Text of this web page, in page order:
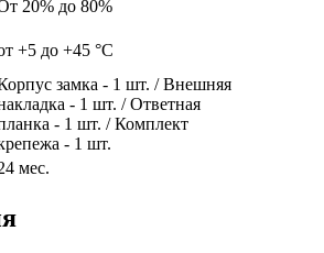
20% до 80%
+5 до +45 °С
замка - 1 шт. / Внешняя
- 1 шт. / Ответная
- 1 шт. / Комплект
- 1 шт.
мес.